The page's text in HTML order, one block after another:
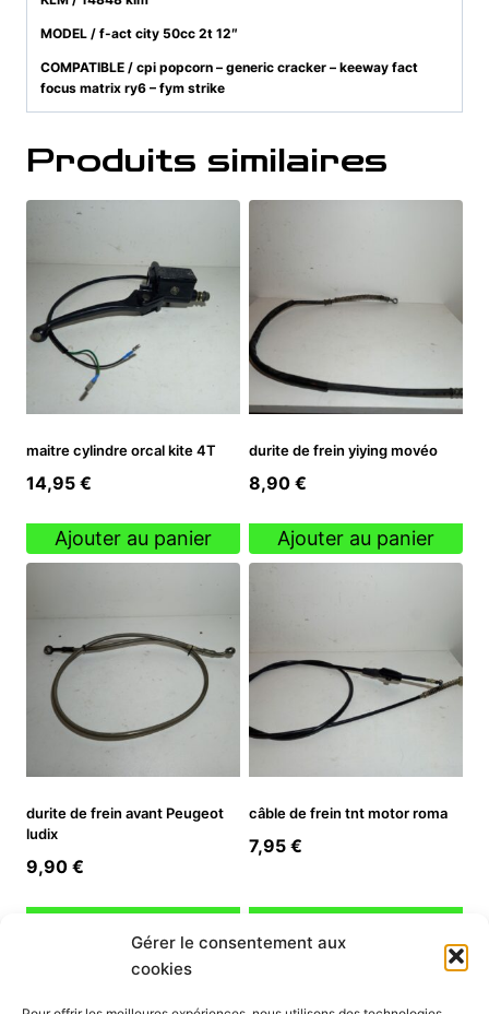
Gérer le consentement aux
cookies
MODEL / f-act city 50cc 2t 12″
COMPATIBLE / cpi popcorn – generic cracker – keeway fact
focus matrix ry6 – fym strike
Produits similaires
maitre cylindre orcal kite 4T
14,95 €
Ajouter au panier
durite de frein yiying movéo
8,90 €
Ajouter au panier
durite de frein avant Peugeot
ludix
9,90 €
câble de frein tnt motor roma
7,95 €
INFORMATION